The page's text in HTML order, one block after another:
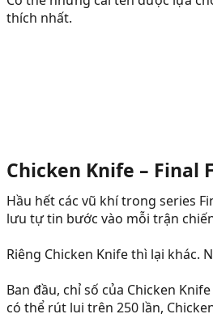
thích nhất.
Chicken Knife – Final
Hầu hết các vũ khí trong series
lưu tự tin bước vào mỗi trận
Riêng Chicken Knife thì lại khác.
Ban đầu, chỉ số của Chicken
có thể rút lui trên 250 lần,